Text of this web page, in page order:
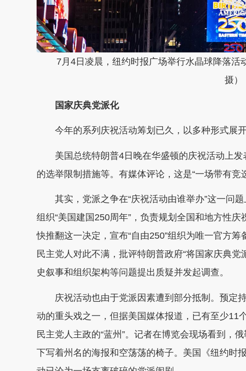
7月4日凌晨，纽约时报广场举行水晶球降落
摄）
国家庆典党派化
今年的系列庆祝活动筹划已久，以多种形式展
美国总统特朗普4日晚在华盛顿的庆祝活动上
的选举限制措施等。有媒体评论，这是“一场带有竞
其实，党派之争在“庆祝活动由谁举办”这一问
组织“美国建国250周年”，负责规划全国和地方性
快推翻这一决定，宣布“自由250”组织为唯一官方
民主党人对此不满，批评特朗普政府“将国家庆典党
史叙事和组织架构等问题提出质疑并发起调查。
庆祝活动也由于党派因素遭到部分抵制。预定
动的重头戏之一，但据美国媒体报道，已有至少11
民主党人主政的“蓝州”。记者在博览会现场看到，
下写着州名的海报和空荡荡的椅子。美国《纽约时